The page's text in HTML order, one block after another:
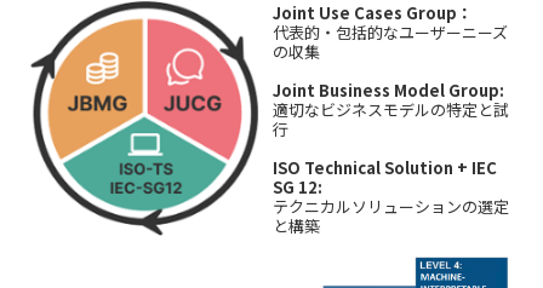
Joint Use Cases Group：
代表的・包括的なユーザーニーズ
の収集
Joint Business Model Group:
適切なビジネスモデルの特定と試
行
ISO Technical Solution + IEC
SG 12:
テクニカルソリューションの選定
と構築